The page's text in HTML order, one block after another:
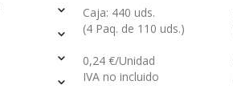
Caja: 440 uds.
(4 Paq. de 110 uds.)
0,24 €/Unidad
IVA no incluido